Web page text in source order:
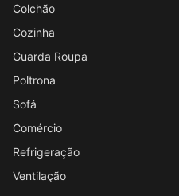
Colchão
Cozinha
Guarda Roupa
Poltrona
Sofá
Comércio
Refrigeração
Ventilação